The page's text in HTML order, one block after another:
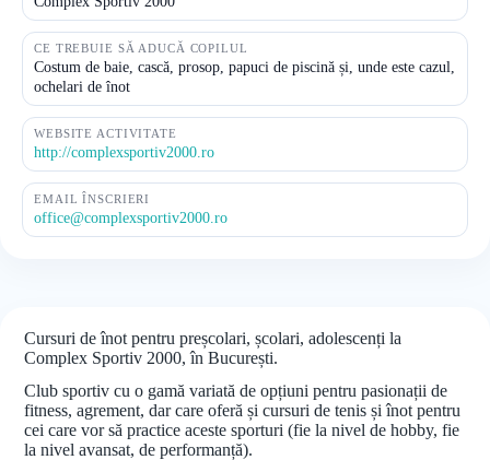
CE TREBUIE SĂ ADUCĂ COPILUL
Costum de baie, cască, prosop, papuci de piscină și, unde este cazul,
ochelari de înot
WEBSITE ACTIVITATE
http://complexsportiv2000.ro
EMAIL ÎNSCRIERI
office@complexsportiv2000.ro
Cursuri de înot pentru preșcolari, școlari, adolescenți la
Complex Sportiv 2000, în București.
Club sportiv cu o gamă variată de opțiuni pentru pasionații de
fitness, agrement, dar care oferă și cursuri de tenis și înot pentru
cei care vor să practice aceste sporturi (fie la nivel de hobby, fie
la nivel avansat, de performanță).